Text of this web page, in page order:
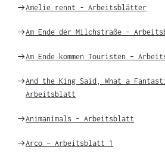
Weiter
Amelie rennt - Arbeitsblätter
Weiter
Am Ende der Milchstraße –
Weiter
Am Ende kommen Touristen –
Weiter
zu
And the King Said, What a
Arbeitsblatt
Weiter
Animanimals – Arbeitsblatt
Weiter
Arco – Arbeitsblatt 1